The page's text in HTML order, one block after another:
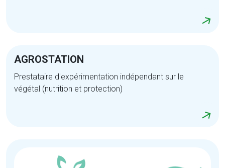
AGROSTATION
Prestataire d'expérimentation indépendant sur le
végétal (nutrition et protection)